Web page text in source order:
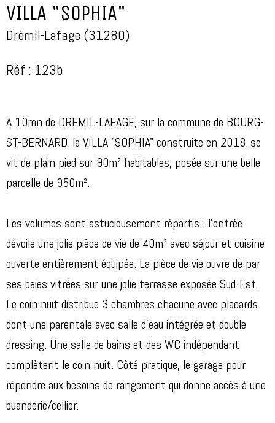
VILLA "SOPHIA"
Drémil-Lafage (31280)
Réf : 123b
A 10mn de DREMIL-LAFAGE, sur la commune de BOURG-
ST-BERNARD, la VILLA "SOPHIA" construite en 2018, se
vit de plain pied sur 90m² habitables, posée sur une belle
parcelle de 950m².
Les volumes sont astucieusement répartis : l'entrée
dévoile une jolie pièce de vie de 40m² avec séjour et cuisine
ouverte entièrement équipée. La pièce de vie ouvre de par
ses baies vitrées sur une jolie terrasse exposée Sud-Est.
Le coin nuit distribue 3 chambres chacune avec placards
dont une parentale avec salle d'eau intégrée et double
dressing. Une salle de bains et des WC indépendant
complètent le coin nuit. Côté pratique, le garage pour
répondre aux besoins de rangement qui donne accès à une
buanderie/cellier.